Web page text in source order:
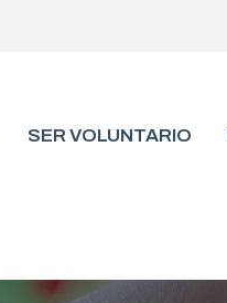
SER VOLUNTARIO